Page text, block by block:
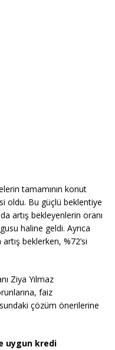
tamamının konut
oldu. Bu güçlü beklentiye
artış bekleyenlerin oranı
haline geldi. Ayrıca
beklerken, %72’si
Ziya Yılmaz
faiz
çözüm önerilerine
uygun kredi